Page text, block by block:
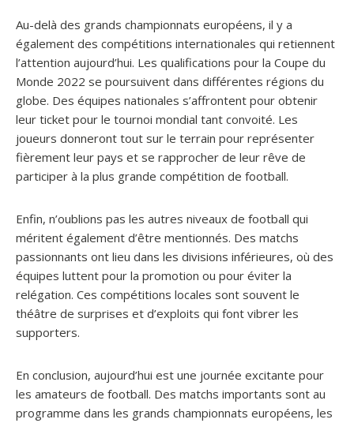
Au-delà des grands championnats européens, il y a
également des compétitions internationales qui retiennent
l’attention aujourd’hui. Les qualifications pour la Coupe du
Monde 2022 se poursuivent dans différentes régions du
globe. Des équipes nationales s’affrontent pour obtenir
leur ticket pour le tournoi mondial tant convoité. Les
joueurs donneront tout sur le terrain pour représenter
fièrement leur pays et se rapprocher de leur rêve de
participer à la plus grande compétition de football.
Enfin, n’oublions pas les autres niveaux de football qui
méritent également d’être mentionnés. Des matchs
passionnants ont lieu dans les divisions inférieures, où des
équipes luttent pour la promotion ou pour éviter la
relégation. Ces compétitions locales sont souvent le
théâtre de surprises et d’exploits qui font vibrer les
supporters.
En conclusion, aujourd’hui est une journée excitante pour
les amateurs de football. Des matchs importants sont au
programme dans les grands championnats européens, les